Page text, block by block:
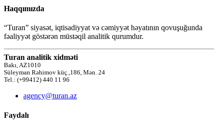
Haqqımızda
“Turan” siyasət, iqtisadiyyat və cəmiyyət həyatının qovuşuğunda
fəaliyyət göstərən müstəqil analitik qurumdur.
Turan analitik xidməti
Bakı, AZ1010
Süleyman Rəhimov küç.,186, Mən. 24
Tel.: (+99412) 440 11 96
agency@turan.az
Faydalı